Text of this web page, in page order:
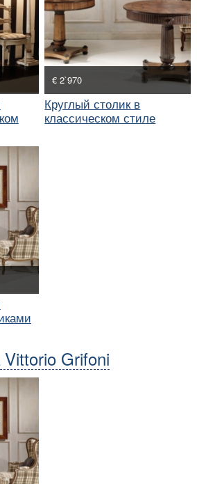
€ 2`970
Круглый столик в
классическом стиле
Vittorio Grifoni